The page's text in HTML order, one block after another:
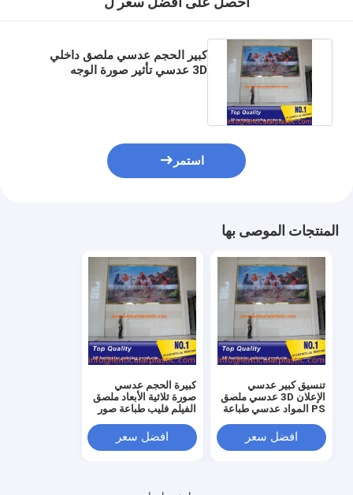
كبير الحجم عدسي ملصق داخلي
3D عدسي تأثير صورة الوجه
استمر
المنتجات الموصى بها
تنسيق كبير عدسي
الإعلان 3D عدسي ملصق
PS المواد عدسي طباعة
الأشعة فوق البنفسجية
المسطحة
افضل سعر
كبيرة الحجم عدسي
صورة ثلاثية الأبعاد ملصق
الفيلم فليب طباعة صور
والخارجيافضل سعر